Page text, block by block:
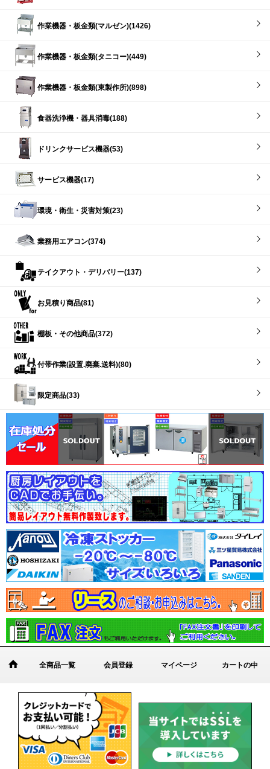
作業機器・板金類(マルゼン)(1426)
作業機器・板金類(タニコー)(449)
作業機器・板金類(東製作所)(898)
食器洗浄機・器具消毒(188)
ドリンクサービス機器(53)
サービス機器(17)
環境・衛生・災害対策(23)
業務用エアコン(374)
テイクアウト・デリバリー(137)
お見積り商品(81)
棚板・その他商品(372)
付帯作業(設置.廃棄.送料)(80)
限定商品(33)
全商品一覧 会員登録 マイページ カートの中